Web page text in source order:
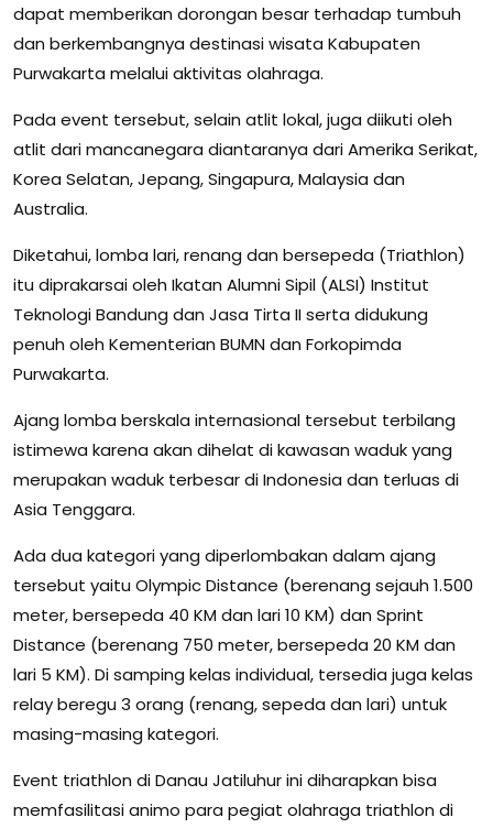
dapat memberikan dorongan besar terhadap tumbuh
dan berkembangnya destinasi wisata Kabupaten
Purwakarta melalui aktivitas olahraga.
Pada event tersebut, selain atlit lokal, juga diikuti oleh
atlit dari mancanegara diantaranya dari Amerika Serikat,
Korea Selatan, Jepang, Singapura, Malaysia dan
Australia.
Diketahui, lomba lari, renang dan bersepeda (Triathlon)
itu diprakarsai oleh Ikatan Alumni Sipil (ALSI) Institut
Teknologi Bandung dan Jasa Tirta II serta didukung
penuh oleh Kementerian BUMN dan Forkopimda
Purwakarta.
Ajang lomba berskala internasional tersebut terbilang
istimewa karena akan dihelat di kawasan waduk yang
merupakan waduk terbesar di Indonesia dan terluas di
Asia Tenggara.
Ada dua kategori yang diperlombakan dalam ajang
tersebut yaitu Olympic Distance (berenang sejauh 1.500
meter, bersepeda 40 KM dan lari 10 KM) dan Sprint
Distance (berenang 750 meter, bersepeda 20 KM dan
lari 5 KM). Di samping kelas individual, tersedia juga kelas
relay beregu 3 orang (renang, sepeda dan lari) untuk
masing-masing kategori.
Event triathlon di Danau Jatiluhur ini diharapkan bisa
memfasilitasi animo para pegiat olahraga triathlon di